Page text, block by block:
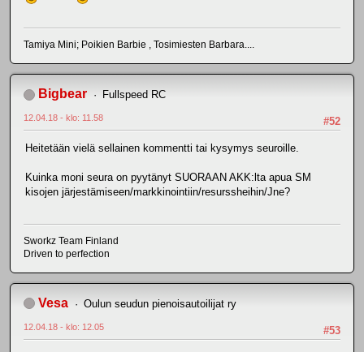
Tamiya Mini; Poikien Barbie , Tosimiesten Barbara....
Bigbear Fullspeed RC
#52
12.04.18 - klo: 11.58
Heitetään vielä sellainen kommentti tai kysymys seuroille.
Kuinka moni seura on pyytänyt SUORAAN AKK:lta apua SM
kisojen järjestämiseen/markkinointiin/resurssheihin/Jne?
Sworkz Team Finland
Driven to perfection
Vesa Oulun seudun pienoisautoilijat ry
#53
12.04.18 - klo: 12.05